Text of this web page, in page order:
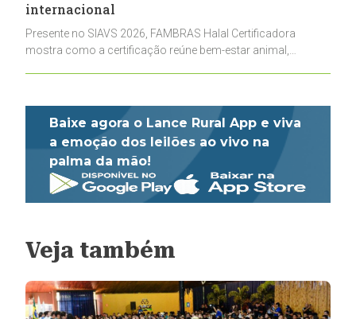
internacional
Presente no SIAVS 2026, FAMBRAS Halal Certificadora
mostra como a certificação reúne bem-estar animal,
Baixe agora o Lance Rural App e viva
a emoção dos leilões ao vivo na
palma da mão!
Veja também